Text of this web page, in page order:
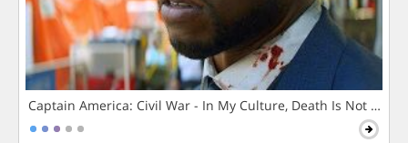
Captain America: Civil War - In My Culture, Death Is Not The